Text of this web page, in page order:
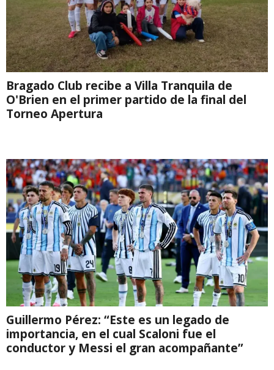
Bragado Club recibe a Villa Tranquila de
O'Brien en el primer partido de la final del
Torneo Apertura
Guillermo Pérez: “Este es un legado de
importancia, en el cual Scaloni fue el
conductor y Messi el gran acompañante”